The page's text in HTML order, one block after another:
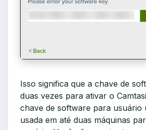
Isso significa que a chave de
duas vezes para ativar o
chave de software para usuário
usada em até duas máquinas